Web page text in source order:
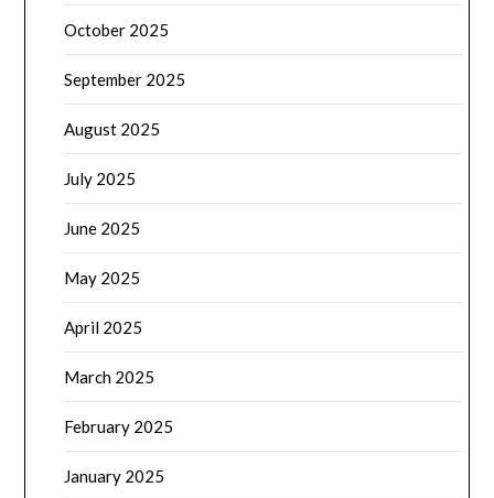
October 2025
September 2025
August 2025
July 2025
June 2025
May 2025
April 2025
March 2025
February 2025
January 2025